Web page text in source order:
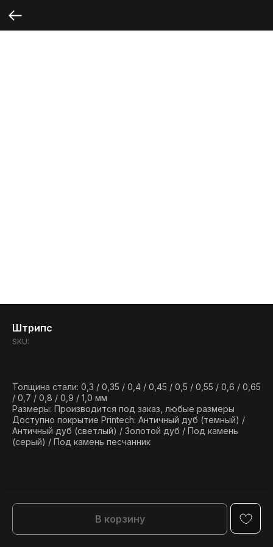
Штрипс
SKU:
В корзину
Толщина стали: 0,3 / 0,35 / 0,4 / 0,45 / 0,5 / 0,55 / 0,6 / 0,65
/ 0,7 / 0,8 / 0,9 / 1,0 мм
Размеры: Производится под заказ, любые размеры
Доступно покрытие Printech: Античный дуб (темный) /
Античный дуб (светлый) / Золотой дуб / Под камень
(серый) / Под камень песчанник